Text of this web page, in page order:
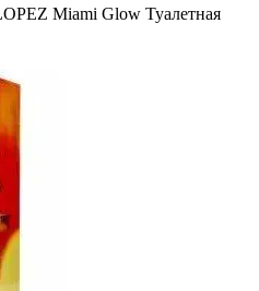
Miami Glow Туалетная